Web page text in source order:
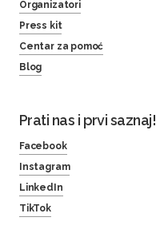
Organizatori
Press kit
Centar za pomoć
Blog
Prati nas i prvi saznaj!
Facebook
Instagram
LinkedIn
TikTok